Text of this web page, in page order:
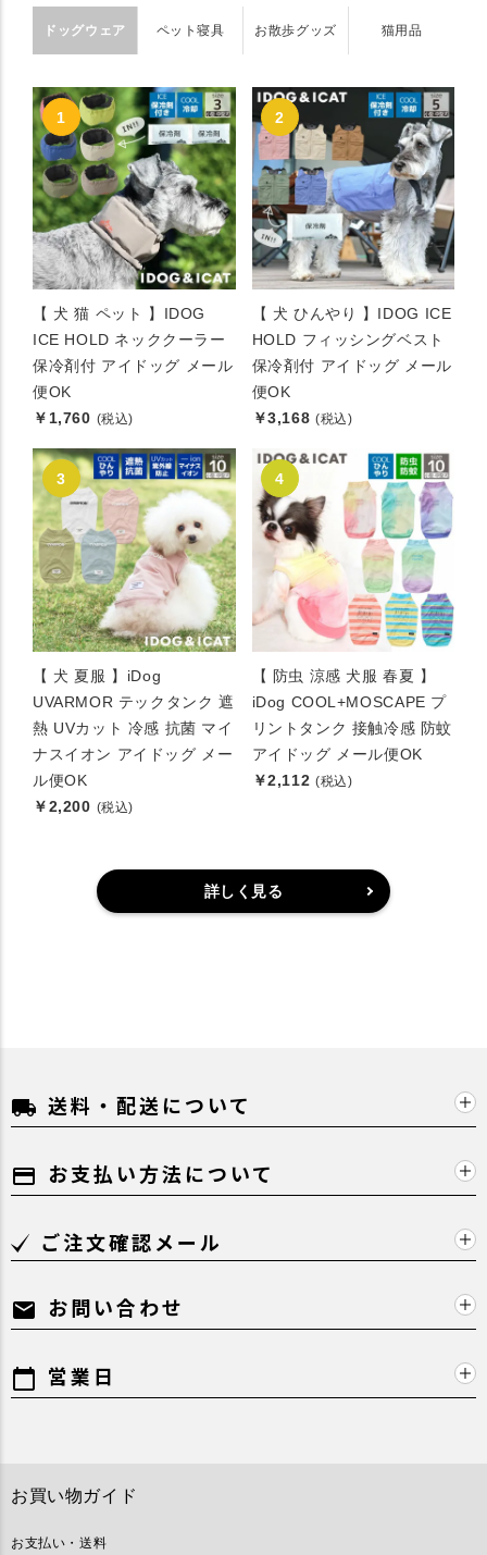
ドッグウェア ペット寝具 お散歩グッズ 猫用品
【 犬 猫 ペット 】IDOG
ICE HOLD ネッククーラー
保冷剤付 アイドッグ メール
便OK
￥1,760 (税込)
【 犬 ひんやり 】IDOG ICE
HOLD フィッシングベスト
保冷剤付 アイドッグ メール
便OK
￥3,168 (税込)
【 犬 夏服 】iDog
UVARMOR テックタンク 遮
熱 UVカット 冷感 抗菌 マイ
ナスイオン アイドッグ メー
ル便OK
￥2,200 (税込)
【 防虫 涼感 犬服 春夏 】
iDog COOL+MOSCAPE プ
リントタンク 接触冷感 防蚊
アイドッグ メール便OK
￥2,112 (税込)
詳しく見る
local_shipping 送料・配送について
payment お支払い方法について
ご注文確認メール
mail お問い合わせ
calendar_today 営業日
お買い物ガイド
お支払い・送料